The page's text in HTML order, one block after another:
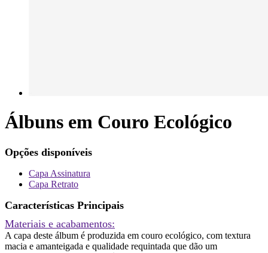
Álbuns em Couro Ecológico
Opções disponíveis
Capa Assinatura
Capa Retrato
Características Principais
Materiais e acabamentos:
A capa deste álbum é produzida em couro ecológico, com textura
macia e amanteigada e qualidade requintada que dão um